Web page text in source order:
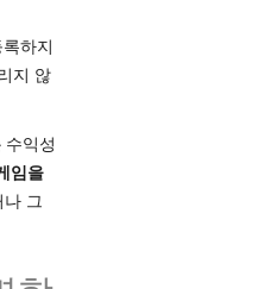
하지
지 않
수익성
임을
그